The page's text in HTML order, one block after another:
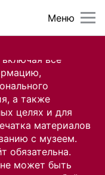
все
а также
целях и для
материалов
с музеем.
обязательна.
может быть
Меню